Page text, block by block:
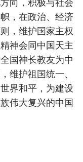
向，积极与社会
，在政治、经济
，维护国家主权
神会同中国天主
国神长教友为中
维护祖国统一、
界和平，为建设
伟大复兴的中国